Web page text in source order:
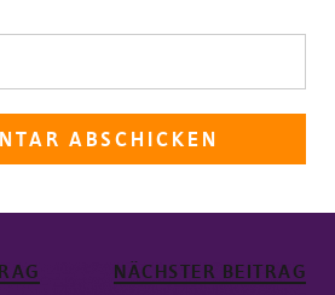
NÄCHSTER BEITRAG